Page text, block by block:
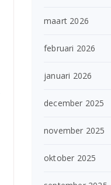
maart 2026
februari 2026
januari 2026
december 2025
november 2025
oktober 2025